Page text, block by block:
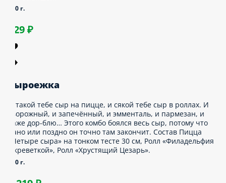
759 ₽
на радость
маленькой ребёнке, и мальчишке, и
надо кушать суп и пиццу, а на
— бутерброд. Должен он сидеть и
пока мама отдыхает, а иначе будет
— трах-бабах и все в углу. Состав
с яблоком и корицей, Пицца
24 см, Куриный суп с лапшой.
г.